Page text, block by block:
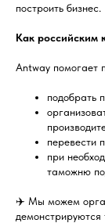
построить бизнес.
Как российским
Antway помогает
подобрать
перевести
при
таможню
✈️ Мы можем
демонстрируются